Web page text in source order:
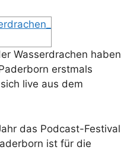
Wasserdrachen haben
erstmals
live aus dem
das Podcast-Festival
ist für die